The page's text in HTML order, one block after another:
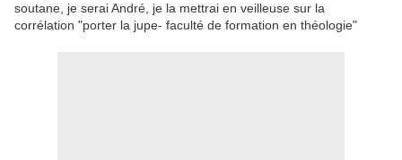
soutane, je serai André, je la mettrai en veilleuse sur la
corrélation "porter la jupe- faculté de formation en théologie"